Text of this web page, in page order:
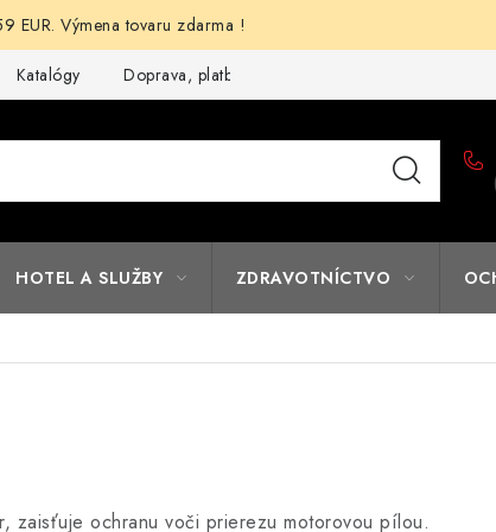
EUR. Výmena tovaru zdarma !
Katalógy Doprava, platba a zľavy
HOTEL A SLUŽBY ZDRAVOTNÍCTVO
zaisťuje ochranu voči prierezu motorovou pílou.